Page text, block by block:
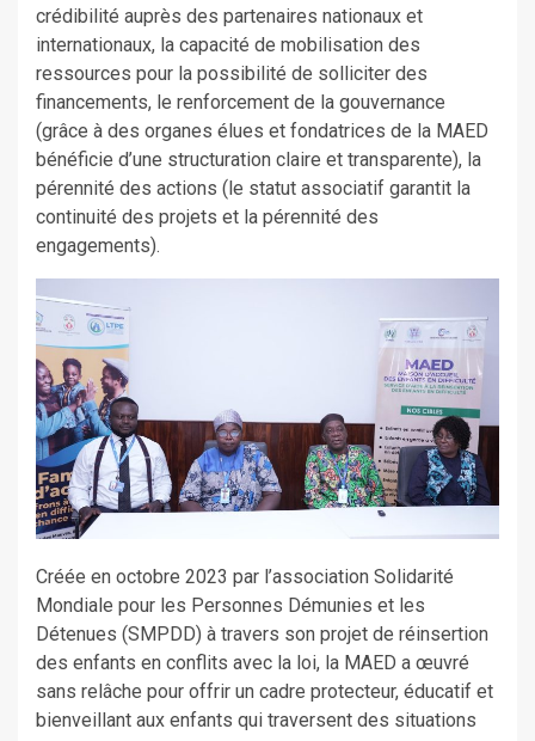
crédibilité auprès des partenaires nationaux et
internationaux, la capacité de mobilisation des
ressources pour la possibilité de solliciter des
financements, le renforcement de la gouvernance
(grâce à des organes élues et fondatrices de la MAED
bénéficie d’une structuration claire et transparente), la
pérennité des actions (le statut associatif garantit la
continuité des projets et la pérennité des
engagements).
Créée en octobre 2023 par l’association Solidarité
Mondiale pour les Personnes Démunies et les
Détenues (SMPDD) à travers son projet de réinsertion
des enfants en conflits avec la loi, la MAED a œuvré
sans relâche pour offrir un cadre protecteur, éducatif et
bienveillant aux enfants qui traversent des situations